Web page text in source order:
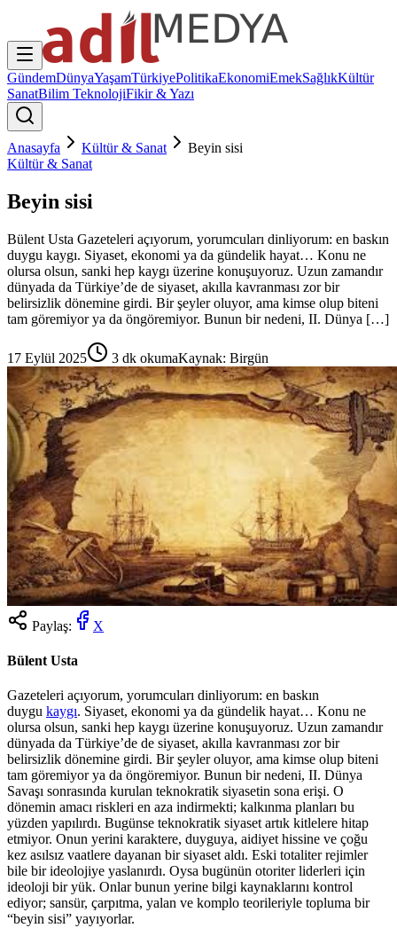
GündemDünyaYaşamTürkiyePolitikaEkonomiEmekSağlıkKültür
SanatBilim TeknolojiFikir & Yazı
Anasayfa Kültür & Sanat
Beyin sisi
Kültür & Sanat
Beyin sisi
Bülent Usta Gazeteleri açıyorum, yorumcuları dinliyorum: en baskın
duygu kaygı. Siyaset, ekonomi ya da gündelik hayat… Konu ne
olursa olsun, sanki hep kaygı üzerine konuşuyoruz. Uzun zamandır
dünyada da Türkiye’de de siyaset, akılla kavranması zor bir
belirsizlik dönemine girdi. Bir şeyler oluyor, ama kimse olup biteni
tam göremiyor ya da öngöremiyor. Bunun bir nedeni, II. Dünya […]
17 Eylül 2025 3 dk okumaKaynak: Birgün
Paylaş: X
Bülent Usta
Gazeteleri açıyorum, yorumcuları dinliyorum: en baskın
duygu kaygı. Siyaset, ekonomi ya da gündelik hayat… Konu ne
olursa olsun, sanki hep kaygı üzerine konuşuyoruz. Uzun zamandır
dünyada da Türkiye’de de siyaset, akılla kavranması zor bir
belirsizlik dönemine girdi. Bir şeyler oluyor, ama kimse olup biteni
tam göremiyor ya da öngöremiyor. Bunun bir nedeni, II. Dünya
Savaşı sonrasında kurulan teknokratik siyasetin sona erişi. O
dönemin amacı riskleri en aza indirmekti; kalkınma planları bu
yüzden yapılırdı. Bugünse teknokratik siyaset artık kitlelere hitap
etmiyor. Onun yerini karaktere, duyguya, aidiyet hissine ve çoğu
kez asılsız vaatlere dayanan bir siyaset aldı. Eski totaliter rejimler
bile bir ideolojiye yaslanırdı. Oysa bugünün otoriter liderleri için
ideoloji bir yük. Onlar bunun yerine bilgi kaynaklarını kontrol
ediyor; sansür, çarpıtma, yalan ve komplo teorileriyle topluma bir
“beyin sisi” yayıyorlar.